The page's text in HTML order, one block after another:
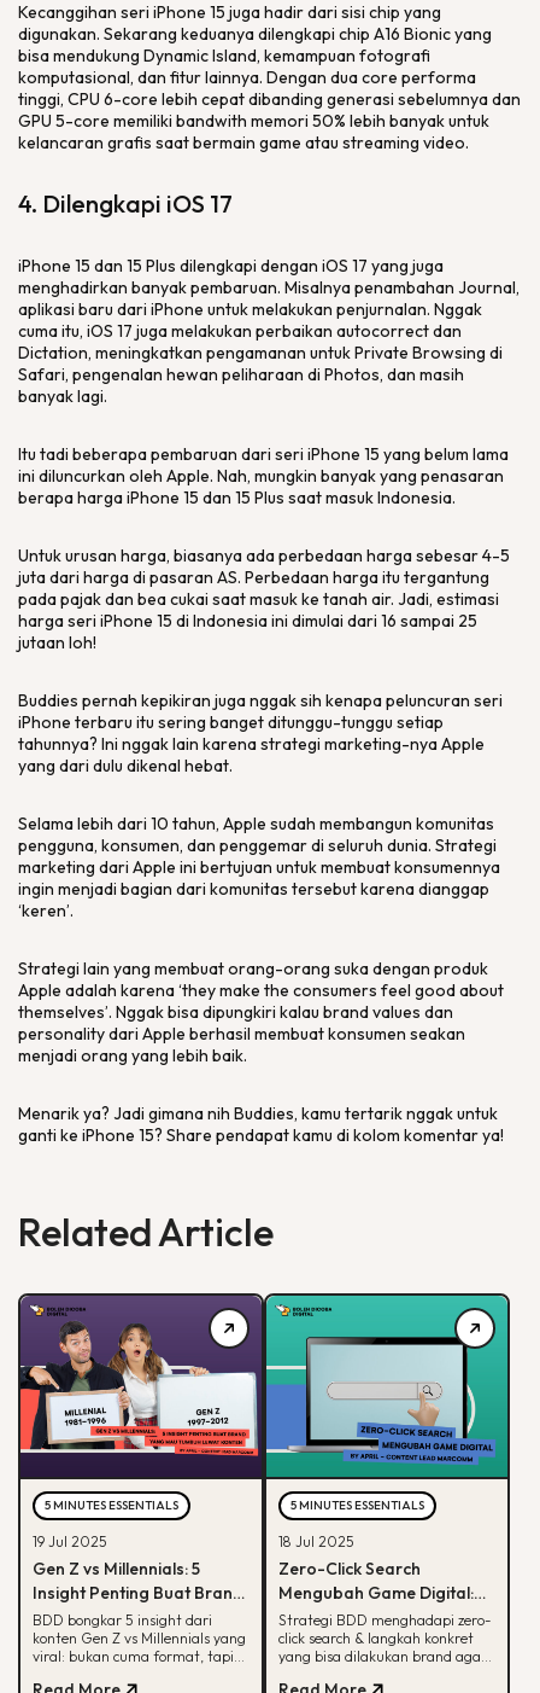
Kecanggihan seri iPhone 15 juga hadir dari sisi chip yang
digunakan. Sekarang keduanya dilengkapi chip A16 Bionicyang
bisa mendukung Dynamic Island, kemampuan fotografi
komputasional, dan fitur lainnya. Dengan duacore performa
tinggi, CPU 6-core lebih cepat dibanding generasi sebelumnya dan
GPU 5-core memiliki bandwith memori 50% lebih banyak untuk
kelancaran grafis saat bermain game atau streaming video.
4. Dilengkapi iOS 17
iPhone 15 dan 15 Plus dilengkapi dengan iOS 17 yang juga
menghadirkan banyak pembaruan. Misalnya penambahan Journal,
aplikasi baru dari iPhone untuk melakukan penjurnalan. Nggak
cuma itu, iOS 17 juga melakukan perbaikan autocorrectdan
Dictation, meningkatkan pengamanan untukPrivate Browsing di
Safari, pengenalan hewan peliharaan di Photos, dan masih
banyak lagi.
Itu tadi beberapa pembaruan dari seri iPhone 15 yang belum lama
ini diluncurkan oleh Apple. Nah, mungkin banyak yang penasaran
berapa harga iPhone 15 dan 15 Plus saat masuk Indonesia.
Untuk urusan harga, biasanya ada perbedaan harga sebesar 4-5
juta dari harga di pasaran AS. Perbedaan harga itu tergantung
pada pajak dan bea cukai saat masuk ke tanah air. Jadi, estimasi
harga seri iPhone 15 di Indonesia ini dimulai dari 16 sampai 25
jutaan loh!
Buddies pernah kepikiran juga nggak sih kenapa peluncuran seri
iPhone terbaru itu sering banget ditunggu-tunggu setiap
tahunnya? Ini nggak lain karena strategi marketing-nya Apple
yang dari dulu dikenal hebat.
Selama lebih dari 10 tahun, Apple sudah membangun komunitas
pengguna, konsumen, dan penggemar di seluruh dunia. Strategi
marketing dari Apple ini bertujuan untuk membuat konsumennya
ingin menjadi bagian dari komunitas tersebut karena dianggap
‘keren’.
Strategi lain yang membuat orang-orang suka dengan produk
Apple adalah karena‘they make the consumers feel good about
themselves’. Nggak bisa dipungkiri kalau brand values dan
personalitydari Apple berhasil membuat konsumen seakan
menjadi orang yang lebih baik.
Menarik ya? Jadi gimana nih Buddies, kamu tertarik nggak untuk
ganti ke iPhone 15? Share pendapat kamu di kolom komentar ya!
Related Article
5 MINUTES ESSENTIALS
19 Jul 2025
Gen Z vs Millennials: 5
Insight Penting Buat Brand
yang Mau Tumbuh Lewat
Konten
BDD bongkar 5 insight dari
konten Gen Z vs Millennials yang
viral: bukan cuma format, tapi
5 MINUTES ESSENTIALS
18 Jul 2025
Zero-Click Search
Mengubah Game Digital:
Begini Strategi BDD & Apa
yang Bisa Dilakukan Brand
Strategi BDD menghadapi zero-
click search & langkah konkret
yang bisa dilakukan brand agar